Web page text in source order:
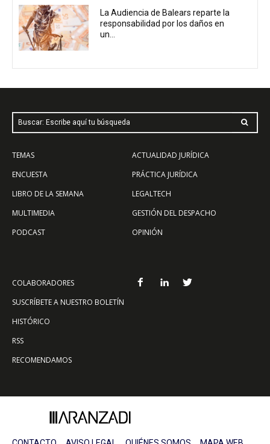
La Audiencia de Balears reparte la
responsabilidad por los daños en
un...
Buscar: Escribe aquí tu búsqueda
TEMAS
ENCUESTA
LIBRO DE LA SEMANA
MULTIMEDIA
PODCAST
ACTUALIDAD JURÍDICA
PRÁCTICA JURÍDICA
LEGALTECH
GESTIÓN DEL DESPACHO
OPINIÓN
COLABORADORES
SUSCRÍBETE A NUESTRO BOLETÍN
HISTÓRICO
RSS
RECOMENDAMOS